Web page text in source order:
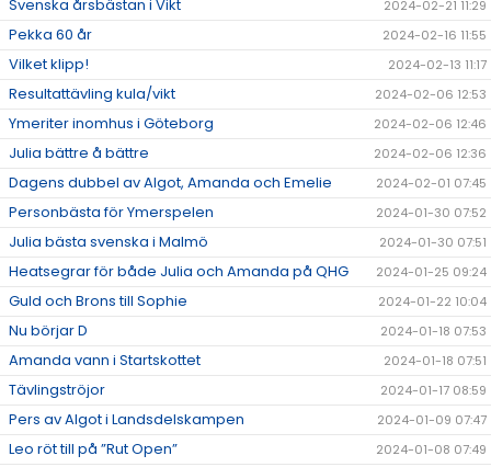
Svenska årsbästan i Vikt 2024-02-21 11:29
Pekka 60 år 2024-02-16 11:55
Vilket klipp! 2024-02-13 11:17
Resultattävling kula/vikt 2024-02-06 12:53
Ymeriter inomhus i Göteborg 2024-02-06 12:46
Julia bättre å bättre 2024-02-06 12:36
Dagens dubbel av Algot, Amanda och Emelie 2024-02-01 07:45
Personbästa för Ymerspelen 2024-01-30 07:52
Julia bästa svenska i Malmö 2024-01-30 07:51
Heatsegrar för både Julia och Amanda på QHG 2024-01-25 09:24
Guld och Brons till Sophie 2024-01-22 10:04
Nu börjar D 2024-01-18 07:53
Amanda vann i Startskottet 2024-01-18 07:51
Tävlingströjor 2024-01-17 08:59
Pers av Algot i Landsdelskampen 2024-01-09 07:47
Leo röt till på ”Rut Open” 2024-01-08 07:49